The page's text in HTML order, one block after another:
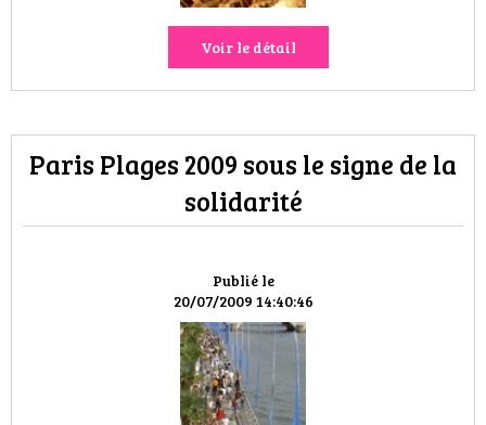
BEAUTÉ
MODE DE RUE
JEUNES CRÉATEURS
HISTOIRE DES MARQUES
DÉCO
VOYAGES & LOISIRS
Voir le détail
Publié le
20/07/2009 14:40:46
Paris Plages 2009 sous le signe de la
solidarité